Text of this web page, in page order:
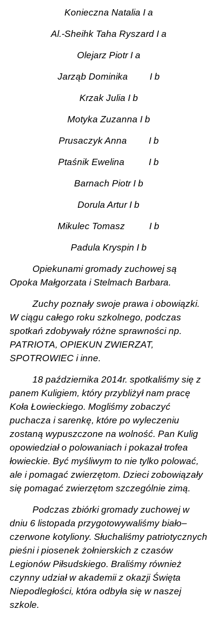
Konieczna Natalia I a
Al.-Sheihk Taha Ryszard I a
Olejarz Piotr I a
Jarząb Dominika I b
Krzak Julia I b
Motyka Zuzanna I b
Prusaczyk Anna I b
Ptaśnik Ewelina I b
Barnach Piotr I b
Dorula Artur I b
Mikulec Tomasz I b
Padula Kryspin I b
Opiekunami gromady zuchowej są
Opoka Małgorzata i Stelmach Barbara.
Zuchy poznały swoje prawa i obowiązki.
W ciągu całego roku szkolnego, podczas
spotkań zdobywały różne sprawności np.
PATRIOTA, OPIEKUN ZWIERZAT,
SPOTROWIEC i inne.
18 października 2014r. spotkaliśmy się z
panem Kuligiem, który przybliżył nam pracę
Koła Łowieckiego. Mogliśmy zobaczyć
puchacza i sarenkę, które po wyleczeniu
zostaną wypuszczone na wolność. Pan Kulig
opowiedział o polowaniach i pokazał trofea
łowieckie. Być myśliwym to nie tylko polować,
ale i pomagać zwierzętom. Dzieci zobowiązały
się pomagać zwierzętom szczególnie zimą.
Podczas zbiórki gromady zuchowej w
dniu 6 listopada przygotowywaliśmy biało–
czerwone kotyliony. Słuchaliśmy patriotycznych
pieśni i piosenek żołnierskich z czasów
Legionów Piłsudskiego. Braliśmy również
czynny udział w akademii z okazji Święta
Niepodległości, która odbyła się w naszej
szkole.